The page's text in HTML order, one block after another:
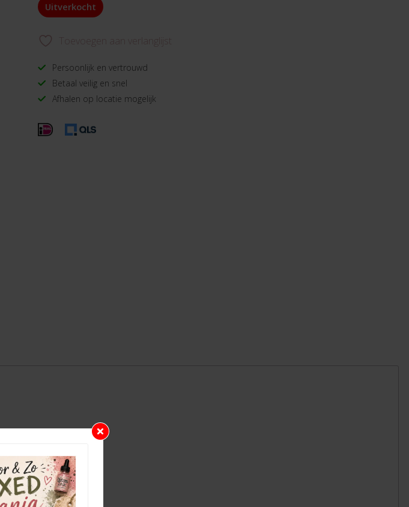
Uitverkocht
Toevoegen aan verlanglijst
Persoonlijk en vertrouwd
Betaal veilig en snel
Afhalen op locatie mogelijk